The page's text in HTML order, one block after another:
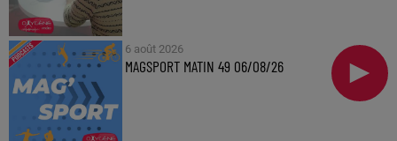
6 août 2026
MAGSPORT MATIN 49 06/08/26